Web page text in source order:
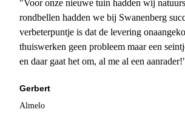
"Voor onze nieuwe tuin hadden wij
rondbellen hadden we bij Swanenberg
verbeterpuntje is dat de levering
thuiswerken geen probleem maar een
en daar gaat het om, al me al een
Gerbert
Almelo